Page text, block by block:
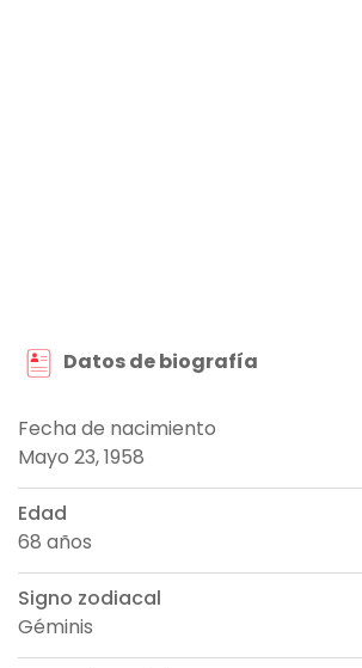
Datos de biografía
Fecha de nacimiento
Mayo 23, 1958
Edad
68 años
Signo zodiacal
Géminis